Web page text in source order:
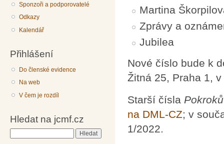
Sponzoři a podporovatelé
Odkazy
Kalendář
Přihlášení
Do členské evidence
Na web
V čem je rozdíl
Hledat na jcmf.cz
Martina
Zprávy a
Jubilea
Nové číslo bude k
Žitná 25, Praha 1,
Starší čísla
na DML-CZ; v
1/2022.